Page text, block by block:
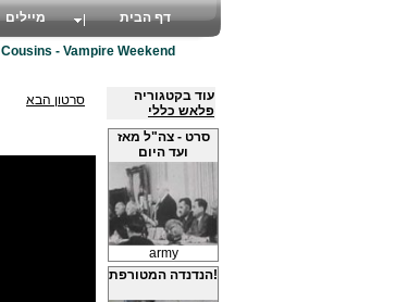
סרטון הבא
עוד בקטגוריה
פלאש כללי
סרט - צה"ל מאז
ועד היום
army
הנדנדה המטורפת!
דף הבית מיילים
Cousins - Vampire Weekend